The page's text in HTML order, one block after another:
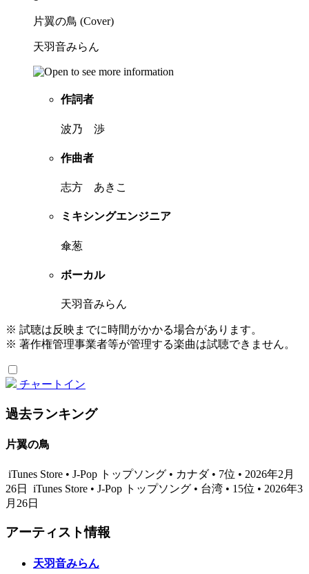
片翼の鳥 (Cover)
天羽音みらん
作詞者
波乃 渉
作曲者
志方 あきこ
ミキシングエンジニア
傘葱
ボーカル
天羽音みらん
※ 試聴は反映までに時間がかかる場合があります。
※ 著作権管理事業者等が管理する楽曲は試聴できません。
チャートイン
過去ランキング
片翼の鳥
iTunes Store • J-Pop トップソング • カナダ • 7位 • 2026年2月
26日
iTunes Store • J-Pop トップソング • 台湾 • 15位 • 2026年3
月26日
アーティスト情報
天羽音みらん